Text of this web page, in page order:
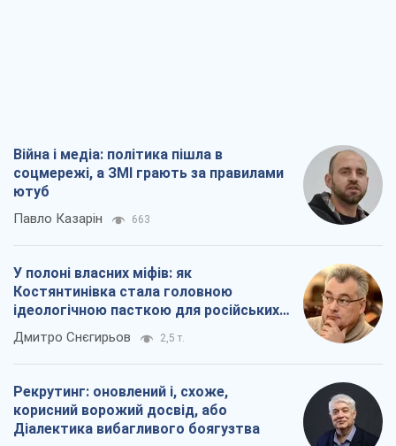
Війна і медіа: політика пішла в
соцмережі, а ЗМІ грають за правилами
ютуб
Павло Казарін 663
У полоні власних міфів: як
Костянтинівка стала головною
ідеологічною пасткою для російських
окупантів
Дмитро Снєгирьов 2,5 т.
Рекрутинг: оновлений і, схоже,
корисний ворожий досвід, або
Діалектика вибагливого боягузтва